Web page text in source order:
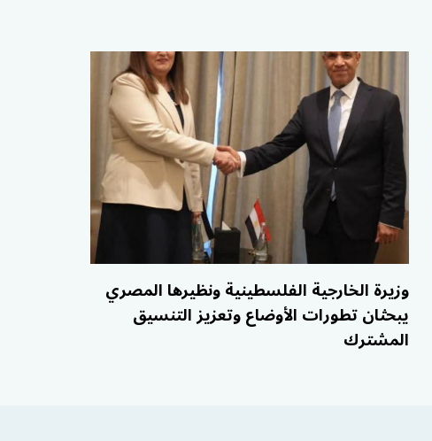
وزيرة الخارجية الفلسطينية ونظيرها المصري
يبحثان تطورات الأوضاع وتعزيز التنسيق
المشترك